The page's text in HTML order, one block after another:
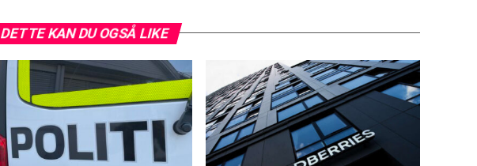
DETTE KAN DU OGSÅ LIKE